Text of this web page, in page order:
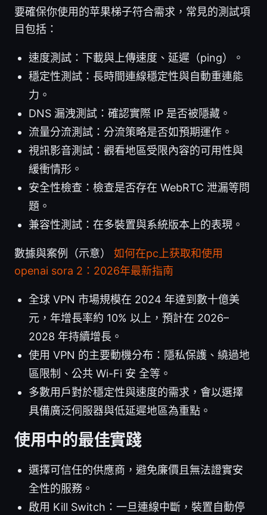
要確保你使用的苹果梯子符合需求，常見的測試項
目包括：
速度測試：下載與上傳速度、延遲（ping）。
穩定性測試：長時間連線穩定性與自動重連能
力。
DNS 漏洩測試：確認實際 IP 是否被隱藏。
流量分流測試：分流策略是否如預期運作。
視訊影音測試：觀看地區受限內容的可用性與
緩衝情形。
安全性檢查：檢查是否存在 WebRTC 泄漏等問
題。
兼容性測試：在多裝置與系統版本上的表現。
數據與案例（示意） 如何在pc上获取和使用
openai sora 2：2026年最新指南
全球 VPN 市場規模在 2024 年達到數十億美
元，年增長率約 10% 以上，預計在 2026–
2028 年持續增長。
使用 VPN 的主要動機分布：隱私保護、繞過地
區限制、公共 Wi-Fi 安 全等。
多數用戶對於穩定性與速度的需求，會以選擇
具備廣泛伺服器與低延遲地區為重點。
使用中的最佳實踐
選擇可信任的供應商，避免廉價且無法證實安
全性的服務。
啟用 Kill Switch：一旦連線中斷，裝置自動停